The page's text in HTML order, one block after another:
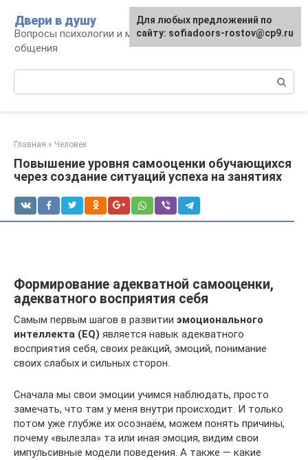
контенту
Двери в душу
Вопросы психологии и межличностного
общения
Главная » Человек
Повышение уровня самооценки обучающихся
через создание ситуаций успеха на занятиях
Формирование адекватной самооценки,
адекватного восприятия себя
Самым первым шагов в развитии эмоционального
интеллекта (EQ) является навык адекватного
восприятия себя, своих реакций, эмоций, понимание
своих слабых и сильных сторон.
Сначала мы свои эмоции учимся наблюдать, просто
замечать, что там у меня внутри происходит. И только
потом уже глубже их осознаём, можем понять причины,
почему «вылезла» та или иная эмоция, видим свои
импульсивные модели поведения. А также — какие
Для любых предложений по
сайту: sofiadoors-rostov@cp9.ru